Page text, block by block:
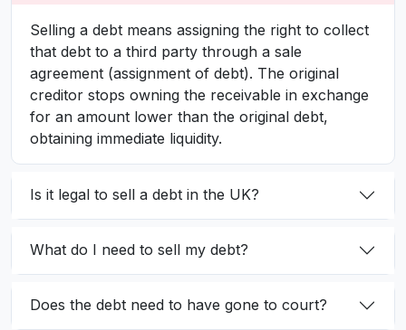
Selling a debt means assigning the right to collect
that debt to a third party through a sale
agreement (assignment of debt). The original
creditor stops owning the receivable in exchange
for an amount lower than the original debt,
obtaining immediate liquidity.
Is it legal to sell a debt in the UK?
What do I need to sell my debt?
Does the debt need to have gone to court?